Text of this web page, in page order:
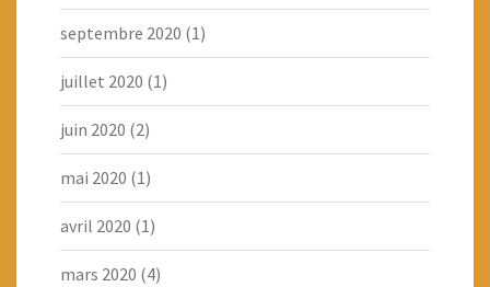
septembre 2020 (1)
juillet 2020 (1)
juin 2020 (2)
mai 2020 (1)
avril 2020 (1)
mars 2020 (4)